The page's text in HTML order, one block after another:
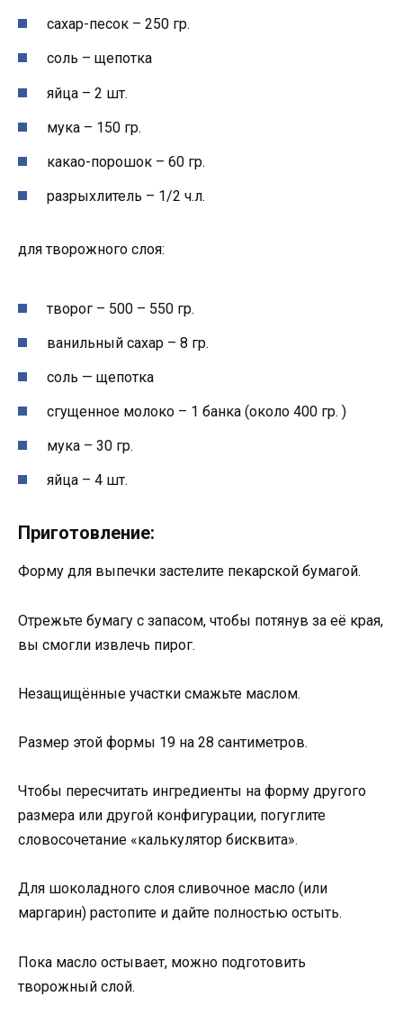
сахар-песок – 250 гр.
соль – щепотка
яйца – 2 шт.
мука – 150 гр.
какао-порошок – 60 гр.
разрыхлитель – 1/2 ч.л.
для творожного слоя:
творог – 500 – 550 гр.
ванильный сахар – 8 гр.
соль — щепотка
сгущенное молоко – 1 банка (около 400 гр. )
мука – 30 гр.
яйца – 4 шт.
Приготовление:
Форму для выпечки застелите пекарской бумагой.
Отрежьте бумагу с запасом, чтобы потянув за её края,
вы смогли извлечь пирог.
Незащищённые участки смажьте маслом.
Размер этой формы 19 на 28 сантиметров.
Чтобы пересчитать ингредиенты на форму другого
размера или другой конфигурации, погуглите
словосочетание «калькулятор бисквита».
Для шоколадного слоя сливочное масло (или
маргарин) растопите и дайте полностью остыть.
Пока масло остывает, можно подготовить
творожный слой.